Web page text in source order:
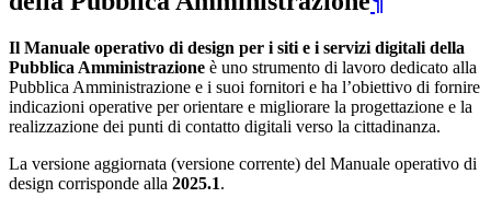
Il Manuale operativo di design per i siti e i servizi digitali della
Pubblica Amministrazione è uno strumento di lavoro dedicato alla
Pubblica Amministrazione e i suoi fornitori e ha l’obiettivo di fornire
indicazioni operative per orientare e migliorare la progettazione e la
realizzazione dei punti di contatto digitali verso la cittadinanza.
La versione aggiornata (versione corrente) del Manuale operativo di
design corrisponde alla 2025.1.